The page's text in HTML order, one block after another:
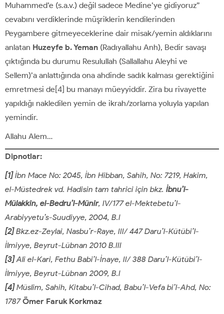
Muhammed’e (s.a.v.) değil sadece Medine’ye gidiyoruz”
cevabını verdiklerinde müşriklerin kendilerinden
Peygambere gitmeyeceklerine dair misak/yemin aldıklarını
anlatan Huzeyfe b. Yeman (Radıyallahu Anh), Bedir savaşı
çıktığında bu durumu Resulullah (Sallallahu Aleyhi ve
Sellem)’a anlattığında ona ahdinde sadık kalması gerektiğini
emretmesi de[4] bu manayı müeyyiddir. Zira bu rivayette
yapıldığı nakledilen yemin de ikrah/zorlama yoluyla yapılan
yemindir.
Allahu Alem…
Dipnotlar:
[1]İbn Mace No: 2045, İbn Hibban, Sahih, No: 7219, Hakim,
el-Müstedrek vd. Hadisin tam tahrici için bkz. İbnu’l-
Mülakkin, el-Bedru’l-Münir, IV/177 el-Mektebetu’l-
Arabiyyetu’s-Suudiyye, 2004, B.I
[2]Bkz.ez-Zeylai, Nasbu’r-Raye, III/ 447 Daru’l-Kütübi’l-
İlmiyye, Beyrut-Lübnan 2010 B.III
[3]Ali el-Kari, Fethu Babi’l-İnaye, II/ 388 Daru’l-Kütübi’l-
İlmiyye, Beyrut-Lübnan 2009, B.I
[4]Müslim, Sahih, Kitabu’l-Cihad, Babu’l-Vefa bi’l-Ahd, No:
1787Ömer Faruk Korkmaz